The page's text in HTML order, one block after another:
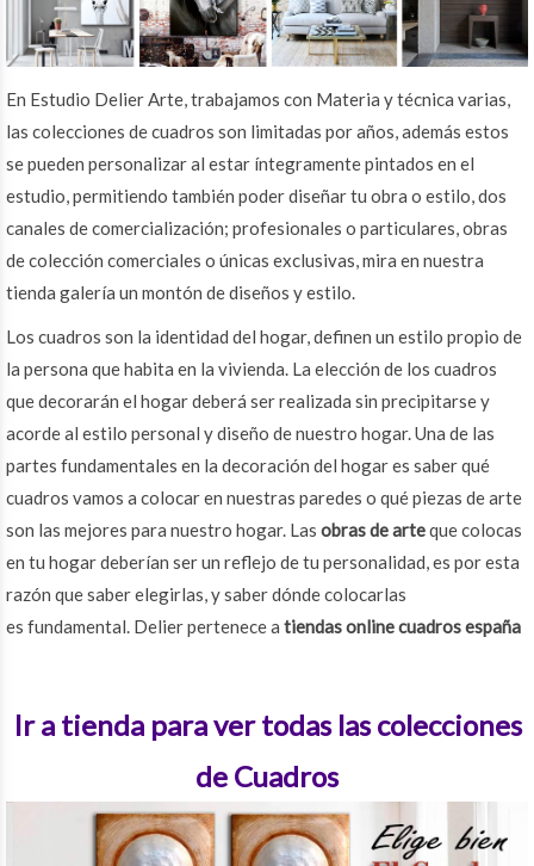
En Estudio Delier Arte, trabajamos con Materia y técnica varias,
las colecciones de cuadros son limitadas por años, además estos
se pueden personalizar al estar íntegramente pintados en el
estudio, permitiendo también poder diseñar tu obra o estilo, dos
canales de comercialización; profesionales o particulares, obras
de colección comerciales o únicas exclusivas, mira en nuestra
tienda galería un montón de diseños y estilo.
Los cuadros son la identidad del hogar, definen un estilo propio de
la persona que habita en la vivienda. La elección de los cuadros
que decorarán el hogar deberá ser realizada sin precipitarse y
acorde al estilo personal y diseño de nuestro hogar. Una de las
partes fundamentales en la decoración del hogar es saber qué
cuadros vamos a colocar en nuestras paredes o qué piezas de arte
son las mejores para nuestro hogar. Las obras de arteque colocas
en tu hogar deberían ser un reflejo de tu personalidad, es por esta
razón que saber elegirlas, y saber dónde colocarlas
es fundamental. Delier pertenece a tiendas online cuadros españa
Ir a tienda para ver todas las colecciones
de Cuadros